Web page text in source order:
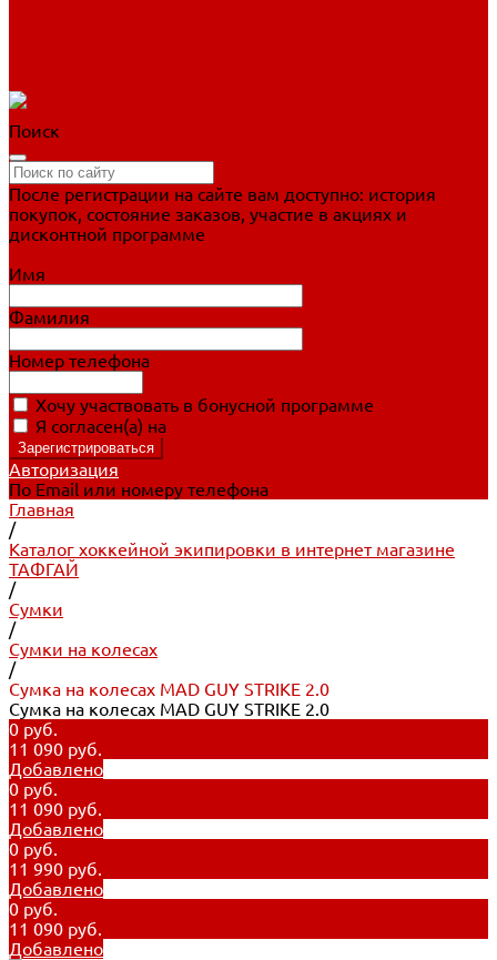
Поиск
После регистрации на сайте вам доступно: история
покупок, состояние заказов, участие в акциях и
дисконтной программе
Имя
Фамилия
Номер телефона
Хочу участвовать в бонусной программе
Я согласен(а) на
Авторизация
По Email или номеру телефона
Главная
/
Каталог хоккейной экипировки в интернет магазине
ТАФГАЙ
/
Сумки
/
Сумки на колесах
/
Сумка на колесах MAD GUY STRIKE 2.0
Сумка на колесах MAD GUY STRIKE 2.0
0 руб.
11 090 руб.
Добавлено
0 руб.
11 090 руб.
Добавлено
0 руб.
11 990 руб.
Добавлено
0 руб.
11 090 руб.
Добавлено